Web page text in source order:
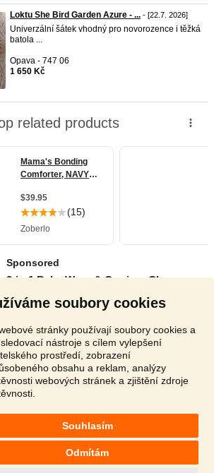
soubory cookies
stránky používají soubory cookies a
nástroje s cílem vylepšení
prostředí, zobrazení
obsahu a reklam, analýzy
webových stránek a zjištění zdroje
Souhlasím
Odmítám
Loktu She Bird Garden Azure - ... - [22.7. 2026]
Univerzální šátek vhodný pro novorozence i těžká
batola ...
Opava - 747 06
1 650 Kč
Stránka: 1 2 3 Další
,
, za 24 hodin:3067